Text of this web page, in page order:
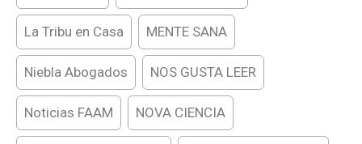
La Tribu en Casa MENTE SANA
Niebla Abogados NOS GUSTA LEER
Noticias FAAM NOVA CIENCIA